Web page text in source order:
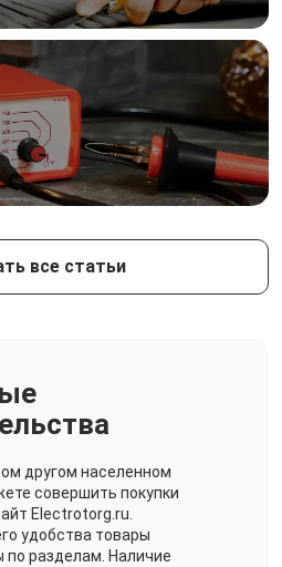
все статьи
другом населенном
совершить покупки
Electrotorg.ru.
удобства товары
по разделам. Наличие